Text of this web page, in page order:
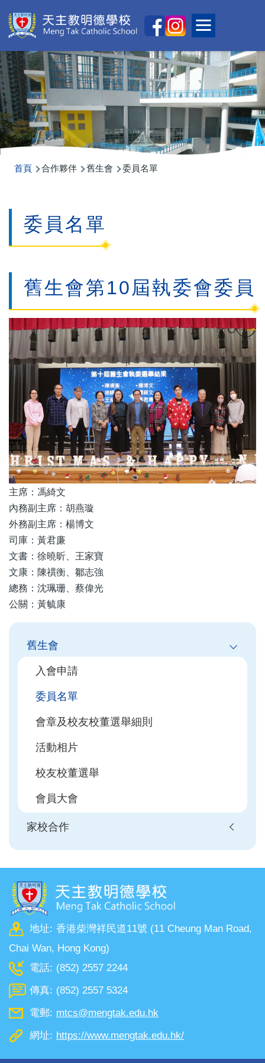
Toggle
Main
導
連
結
首頁 合作夥伴 舊生會 委員名單
委員名單
舊生會第10屆執委會委員
主席：馮綺文
內務副主席：胡燕璇
外務副主席：楊博文
司庫：黃君廉
文書：徐曉昕、王家寶
文康：陳禩衡、鄒志強
總務：沈珮珊、蔡偉光
公關：黃毓康
Main
navigation
舊生會
入會申請
委員名單
會章及校友校董選舉細則
活動相片
校友校董選舉
會員大會
家校合作
地址: 香港柴灣祥民道11號 (11 Cheung Man Road,
Chai Wan, Hong Kong)
電話: (852) 2557 2244
傳真: (852) 2557 5324
電郵: mtcs@mengtak.edu.hk
網址: https://www.mengtak.edu.hk/